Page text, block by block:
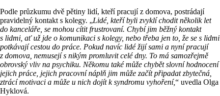
Podle průzkumu dvě pětiny lidí, kteří pracují z domova, postrádají
pravidelný kontakt s kolegy. „Lidé, kteří byli zvyklí chodit několik let
do kanceláře, se mohou cítit frustrovaní. Chybí jim běžný kontakt
s lidmi, ať už jde o komunikaci s kolegy, nebo třeba jen to, že se s lidmi
potkávají cestou do práce. Pokud navíc lidé žijí sami a nyní pracují
z domova, nemusejí s nikým promluvit celé dny. To má samozřejmě
obrovský vliv na psychiku. Někomu také může chybět slovní hodnocení
jejich práce, jejich pracovní náplň jim může začít připadat zbytečná,
ztrácí motivaci a může u nich dojít k syndromu vyhoření,“ uvedla Olga
Hyklová.